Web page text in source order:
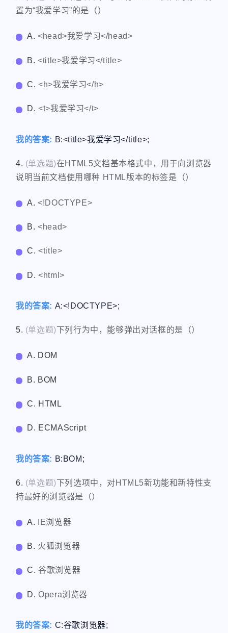
置为“我爱学习”的是（）
A.<head>我爱学习</head>
B.<title>我爱学习</title>
C.<h>我爱学习</h>
D.<t>我爱学习</t>
我的答案: B:<title>我爱学习</title>;
4. (单选题)在HTML5文档基本格式中，用于向浏览器
说明当前文档使用哪种 HTML版本的标签是（）
A.<!DOCTYPE>
B.<head>
C.<title>
D.<html>
我的答案: A:<!DOCTYPE>;
5. (单选题)下列行为中，能够弹出对话框的是（）
A. DOM
B. BOM
C. HTML
D. ECMAScript
我的答案: B:BOM;
6. (单选题)下列选项中，对HTML5新功能和新特性支
持最好的浏览器是（）
A. IE浏览器
B. 火狐浏览器
C.谷歌浏览器
D.Opera浏览器
我的答案: C:谷歌浏览器;